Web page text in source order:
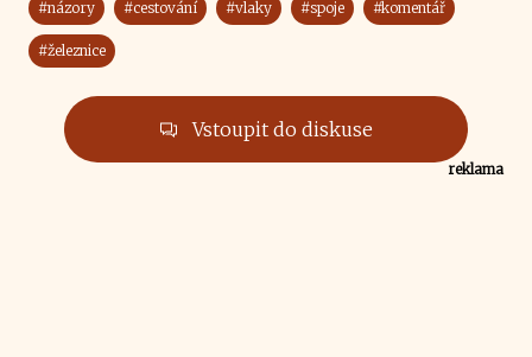
#názory #cestování #vlaky #spoje #komentář
#železnice
Vstoupit do diskuse
reklama